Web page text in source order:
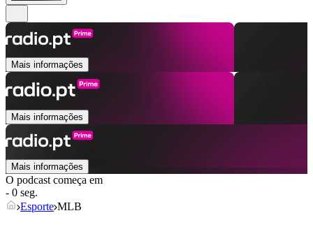
Mais informações
Mais informações
Mais informações
O podcast começa em
- 0 seg.
Esporte MLB